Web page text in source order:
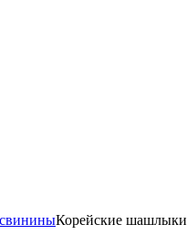
Корейские шашлыки